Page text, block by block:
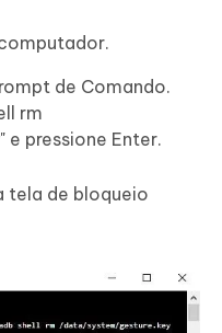
de Comando.
rm
pressione Enter.
tela de bloqueio